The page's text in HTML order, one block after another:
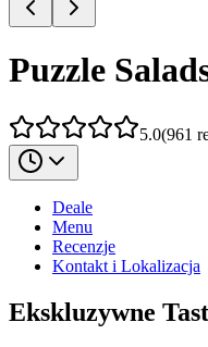
Puzzle
5.0(961
Deale
Menu
Recenzje
Kontakt i Lokalizacja
Ekskluzywne